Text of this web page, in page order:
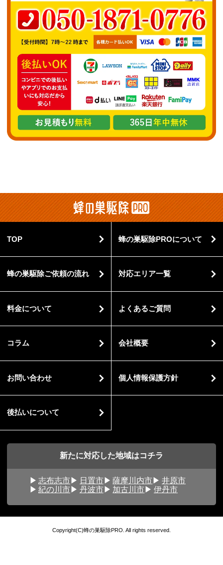
TOP 蜂の巣駆除PROについて
蜂の巣駆除ご依頼の流れ 対応エリア一覧
料金について よくあるご質問
コラム 会社概要
お問い合わせ 個人情報保護方針
後払いについて
新たに対応した地域はコチラ
志布志市 日置市 薩摩川内市
井原市
紀の川市
丹波市 加古川市 伊丹市
Copyright(C)蜂の巣駆除PRO. All rights reserved.